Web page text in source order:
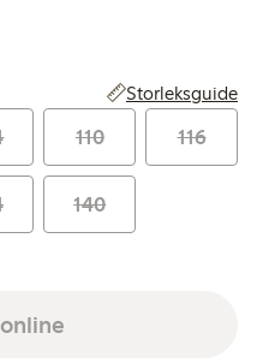
Storleksguide
110 116
140